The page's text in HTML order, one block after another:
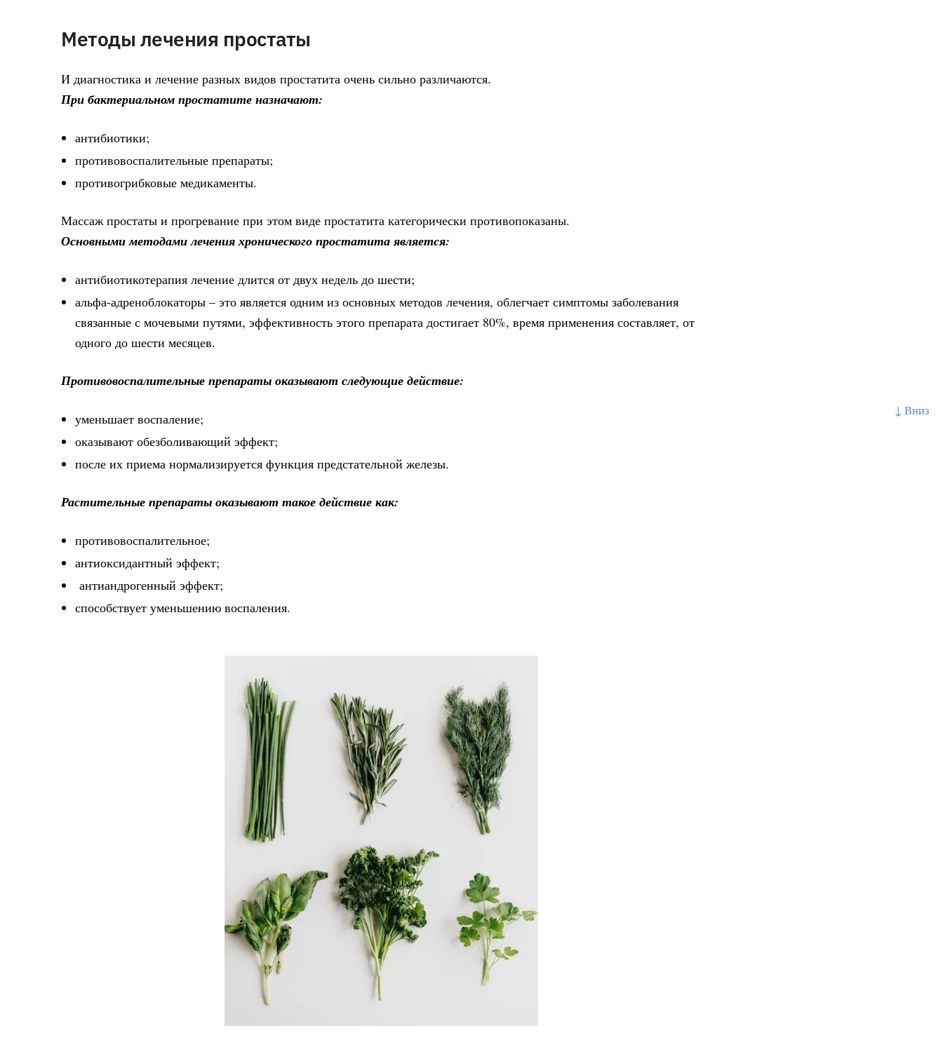
↓ Вниз
Методы лечения простаты
И диагностика и лечение разных видов простатита очень сильно различаются.
При бактериальном простатите назначают:
антибиотики;
противовоспалительные препараты;
противогрибковые медикаменты.
Массаж простаты и прогревание при этом виде простатита категорически противопоказаны.
Основными методами лечения хронического простатита является:
антибиотикотерапия лечение длится от двух недель до шести;
альфа-адреноблокаторы – это является одним из основных методов лечения, облегчает симптомы заболевания
связанные с мочевыми путями, эффективность этого препарата достигает 80%, время применения составляет, от
одного до шести месяцев.
Противовоспалительные препараты оказывают следующие действие:
уменьшает воспаление;
оказывают обезболивающий эффект;
после их приема нормализируется функция предстательной железы.
Растительные препараты оказывают такое действие как:
противовоспалительное;
антиоксидантный эффект;
антиандрогенный эффект;
способствует уменьшению воспаления.